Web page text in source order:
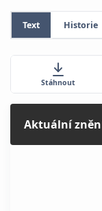
Text Historie
Stáhnout
Aktuální